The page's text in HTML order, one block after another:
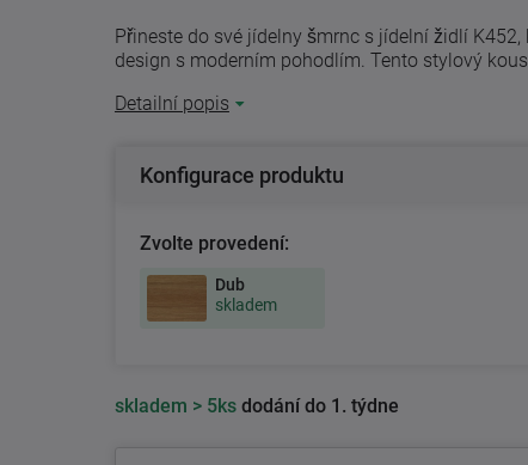
Přineste do své jídelny šmrnc s jídelní židlí
design s moderním pohodlím. Tento stylový
Detailní popis
Konfigurace produktu
Zvolte provedení:
Dub
skladem
skladem > 5ksdodání do 1. týdne